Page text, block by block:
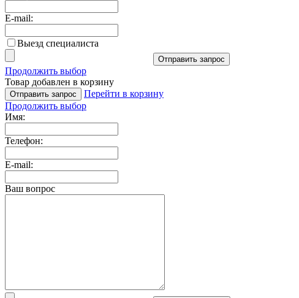
E-mail:
Выезд специалиста
Отправить запрос
Продолжить выбор
Товар добавлен в корзину
Отправить запрос
Перейти в корзину
Продолжить выбор
Имя:
Телефон:
E-mail:
Ваш вопрос